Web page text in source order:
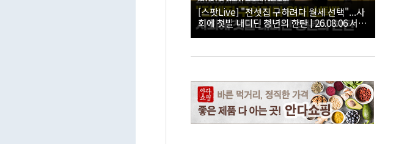
[스팟Live] "전셋집 구하려다 월세 선택"...사
회에 첫발 내디딘 청년의 한탄 | 26.08.06 서울
시 부동산 대토론회